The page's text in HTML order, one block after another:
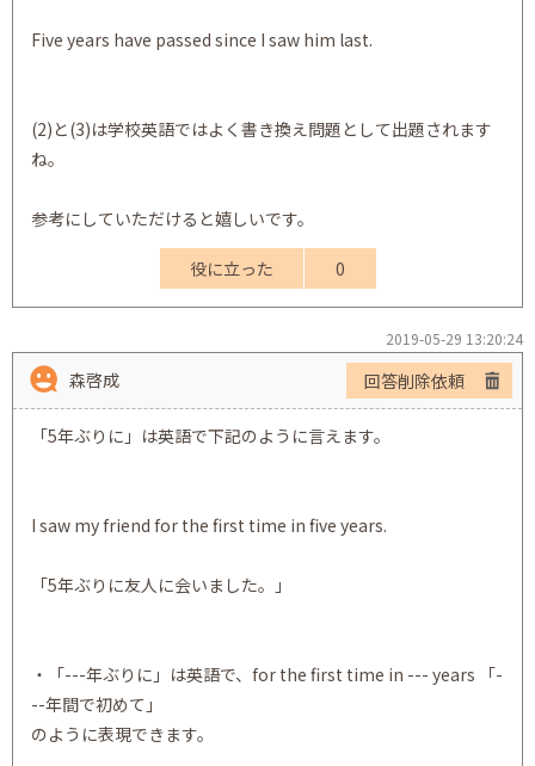
Five years have passed since I saw him last.
(2)と(3)は学校英語ではよく書き換え問題として出題されます
ね。
参考にしていただけると嬉しいです。
役に立った 0
2019-05-29 13:20:24
森啓成 回答削除依頼
「5年ぶりに」は英語で下記のように言えます。
I saw my friend for the first time in five years.
「5年ぶりに友人に会いました。」
・「---年ぶりに」は英語で、for the first time in --- years 「-
--年間で初めて」
のように表現できます。